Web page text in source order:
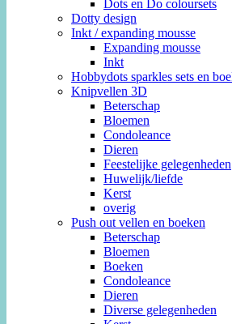
Dots en Do coloursets
Dotty design
Inkt / expanding mousse
Expanding mousse
Inkt
Hobbydots sparkles sets en
Knipvellen 3D
Beterschap
Bloemen
Condoleance
Dieren
Feestelijke gelegenheden
Huwelijk/liefde
Kerst
overig
Push out vellen en boeken
Beterschap
Bloemen
Boeken
Condoleance
Dieren
Diverse gelegenheden